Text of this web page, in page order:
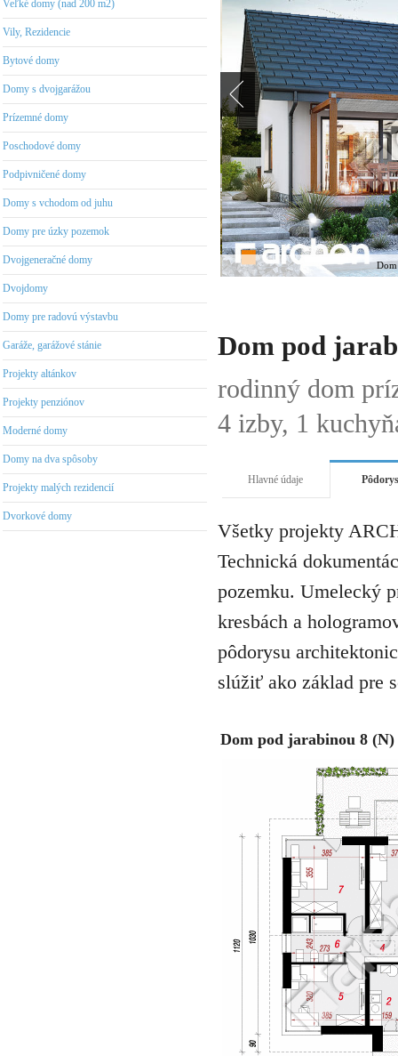
Veľké domy (nad 200 m2)
Vily, Rezidencie
Bytové domy
Domy s dvojgarážou
Prízemné domy
Poschodové domy
Podpivničené domy
Domy s vchodom od juhu
Domy pre úzky pozemok
Dvojgeneračné domy
Dvojdomy
Domy pre radovú výstavbu
Garáže, garážové stánie
Projekty altánkov
Projekty penziónov
Moderné domy
Domy na dva spôsoby
Projekty malých rezidencií
Dvorkové domy
Dom pod
rodinný dom
4 izby, 1
Hlavné údaje
Všetky projekty
Technická
pozemku. Umelecký
kresbách a
pôdorysu
slúžiť ako základ pre
Dom pod jarabinou 8